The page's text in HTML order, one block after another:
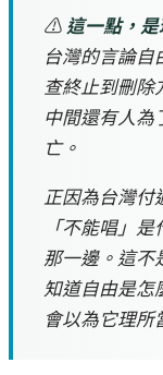
⚠️ 這一點，
台灣的言論
查終止到刪除
中間還有人為
亡。
正因為台灣付
「不能唱」
那一邊。這不
知道自由是怎
會以為它理所